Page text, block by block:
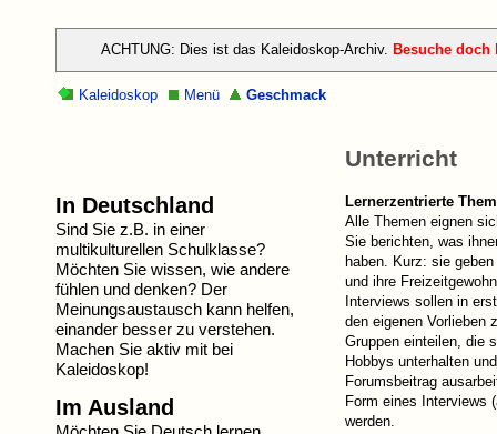
ACHTUNG: Dies ist das Kaleidoskop-Archiv. Besuche doch
Kaleidoskop Menü Geschmack
Unterricht
In Deutschland
Sind Sie z.B. in einer
multikulturellen Schulklasse?
Möchten Sie wissen, wie andere
fühlen und denken? Der
Meinungsaustausch kann helfen,
einander besser zu verstehen.
Machen Sie aktiv mit bei
Kaleidoskop!
Im Ausland
Lernerzentrierte
Alle Themen eignen
Sie berichten, was
haben. Kurz: sie
und ihre
Interviews sollen in
den eigenen Vorlieben
Gruppen einteilen, die
Hobbys unterhalten
Forumsbeitrag
Form eines Interviews
werden.